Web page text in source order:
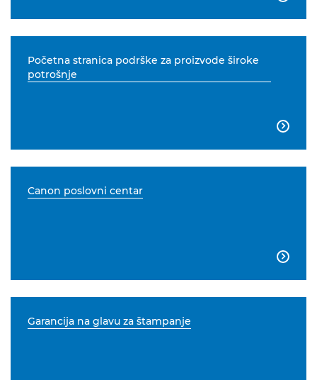
Početna stranica podrške za proizvode široke
potrošnje

Canon poslovni centar

Garancija na glavu za štampanje